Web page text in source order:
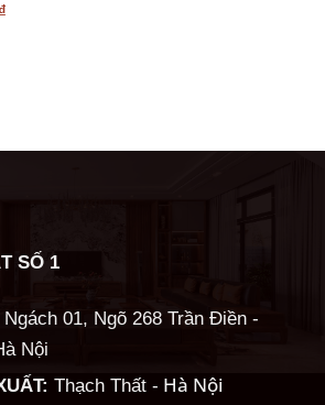
₫
SỐ 1
Ngách 01, Ngõ 268 Trần Điền -
Nội
Thạch Thất - Hà Nội